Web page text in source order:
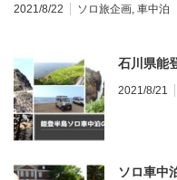
2021/8/22
ソロ旅企画 車中泊
石川県能
2021/8/21
ソロ車中